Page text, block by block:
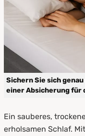
Pflegeleicht
Die richtige
Jetzt sorglos
Sichern Sie sich
einer Absicherung für
Ein sauberes,
erholsamen Schlaf.